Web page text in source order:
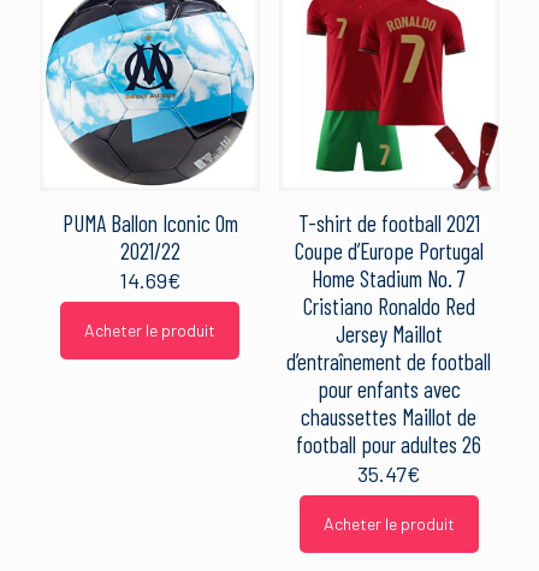
PUMA Ballon Iconic Om
2021/22
14.69€
Acheter le produit
T-shirt de football 2021
Coupe d’Europe Portugal
Home Stadium No. 7
Cristiano Ronaldo Red
Jersey Maillot
d’entraînement de football
pour enfants avec
chaussettes Maillot de
football pour adultes 26
35.47€
Acheter le produit